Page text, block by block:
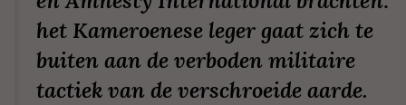
het Kameroenese leger gaat zich te
buiten aan de verboden militaire
tactiek van de verschroeide aarde.